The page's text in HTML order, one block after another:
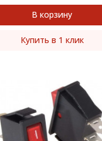
В корзину
Купить в 1 клик